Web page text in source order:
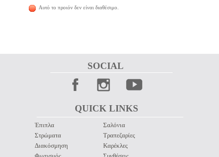
Αυτό το προιόν δεν είναι διαθέσιμο.
QUICK LINKS
SOCIAL
Έπιπλα
Στρώματα
Διακόσμηση
Σαλόνια
Τραπεζαρίες
Καρέκλες